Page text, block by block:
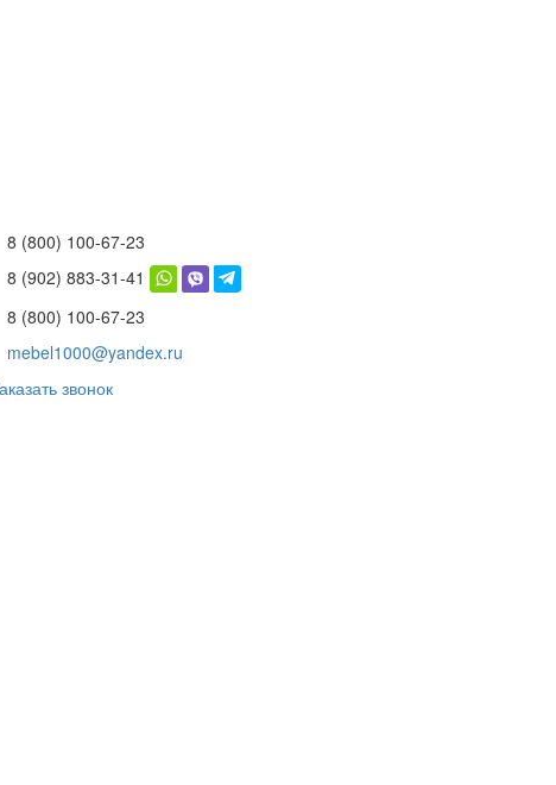
8 (800) 100-67-23
8 (902) 883-31-41
8 (800) 100-67-23
mebel1000@yandex.ru
звонок